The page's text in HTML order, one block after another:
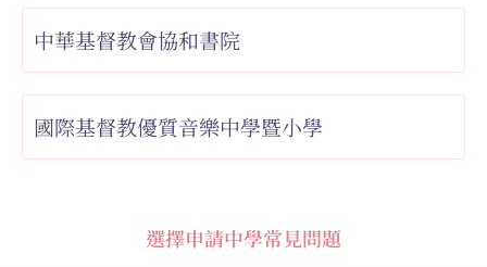
中華基督教會協和書院
國際基督教優質音樂中學暨小學
選擇申請中學常見問題